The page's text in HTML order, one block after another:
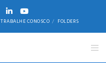
TRABALHE CONOSCO FOLDERS